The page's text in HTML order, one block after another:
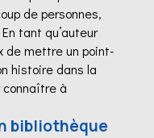
de personnes,
tant qu’auteur
de mettre un point-
histoire dans la
connaître à
bibliothèque